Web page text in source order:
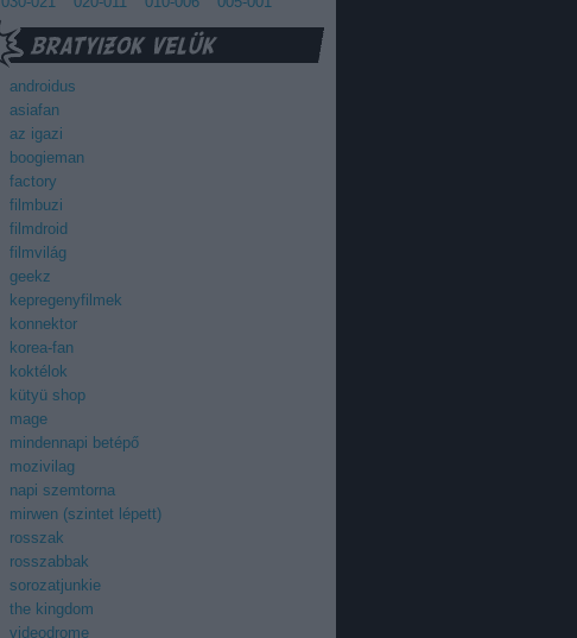
androidus
asiafan
az igazi
boogieman
factory
filmbuzi
filmdroid
filmvilág
geekz
kepregenyfilmek
konnektor
korea-fan
koktélok
kütyü shop
mage
mindennapi betépő
mozivilag
napi szemtorna
mirwen (szintet lépett)
rosszak
rosszabbak
sorozatjunkie
the kingdom
videodrome